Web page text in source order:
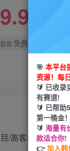
9.9
会员 免费
🎯 本平台
资源！每
🔰 已收录
有赛道!
🔰 已帮助
第一桶金！
🔰 海量有
款适合你!
👉加入韩